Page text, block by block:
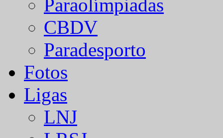
Paraolímpiadas
CBDV
Paradesporto
Fotos
Ligas
LNJ